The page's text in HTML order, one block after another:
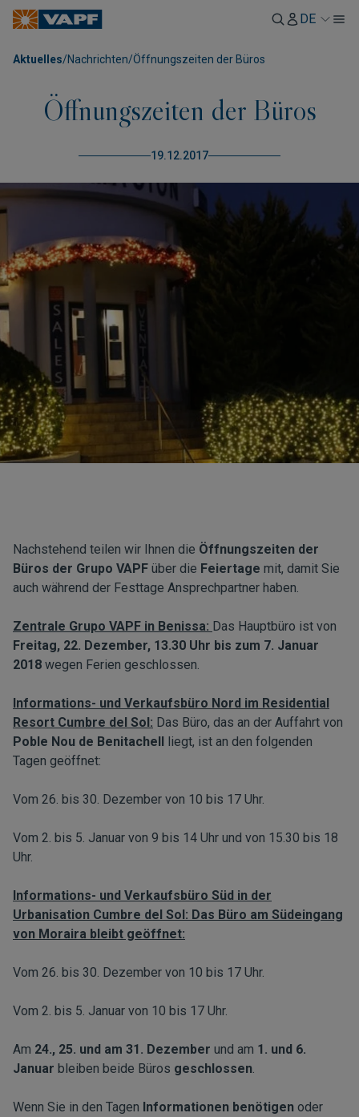
DE
Aktuelles/Nachrichten/Öffnungszeiten der Büros
Öffnungszeiten der Büros
19.12.2017
Nachstehend teilen wir Ihnen die Öffnungszeiten der
Büros der Grupo VAPF über die Feiertage mit, damit Sie
auch während der Festtage Ansprechpartner haben.
Zentrale Grupo VAPF in Benissa: Das Hauptbüro ist von
Freitag, 22. Dezember, 13.30 Uhr bis zum 7. Januar
2018 wegen Ferien geschlossen.
Informations- und Verkaufsbüro Nord im Residential
Resort Cumbre del Sol: Das Büro, das an der Auffahrt von
Poble Nou de Benitachell liegt, ist an den folgenden
Tagen geöffnet:
Vom 26. bis 30. Dezember von 10 bis 17 Uhr.
Vom 2. bis 5. Januar von 9 bis 14 Uhr und von 15.30 bis 18
Uhr.
Informations- und Verkaufsbüro Süd in der
Urbanisation Cumbre del Sol: Das Büro am Südeingang
von Moraira bleibt geöffnet:
Vom 26. bis 30. Dezember von 10 bis 17 Uhr.
Vom 2. bis 5. Januar von 10 bis 17 Uhr.
Am 24., 25. und am 31. Dezember und am 1. und 6.
Januar bleiben beide Büros geschlossen.
Wenn Sie in den Tagen Informationen benötigen oder